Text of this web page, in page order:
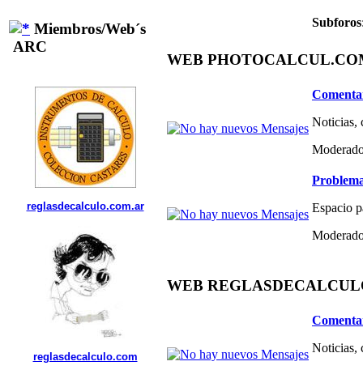
Miembros/Web´s
ARC
reglasdecalculo.com.ar
reglasdecalculo.com
Subforos
WEB
Noticias,
Espacio
WEB
Noticias,